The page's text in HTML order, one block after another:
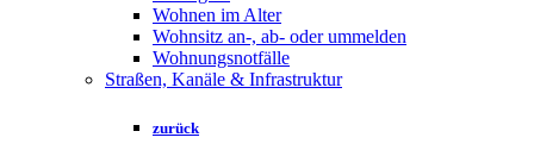
Wohnen im Alter
Wohnsitz an-, ab- oder ummelden
Wohnungsnotfälle
Straßen, Kanäle & Infrastruktur
zurück